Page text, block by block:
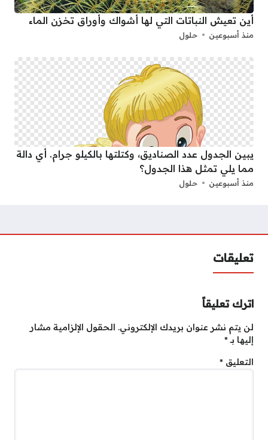
أين تعيش النباتات التي لها أشواك وأوراق تخزن الماء
منذ أسبوعين حلول
يبين الجدول عدد الصناديق، وكتلتها بالكيلو جرام. أي دالة
مما يلي تمثل هذا الجدول؟
منذ أسبوعين حلول
تعليقات
اترك تعليقاً
لن يتم نشر عنوان بريدك الإلكتروني.
الحقول الإلزامية مشار
إليها بـ*
التعليق *